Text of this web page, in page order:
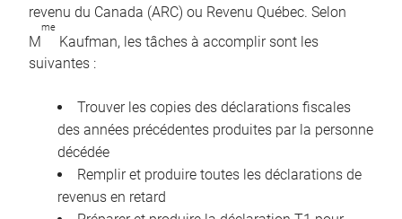
revenu du Canada (ARC) ou Revenu Québec. Selon
M
me
Kaufman, les tâches à accomplir sont les
suivantes :
Trouver les copies des déclarations fiscales
des années précédentes produites par la personne
décédée
Remplir et produire toutes les déclarations de
revenus en retard